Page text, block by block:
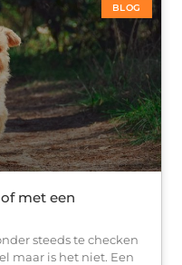
BLOG
met een
steeds te checken
maar is het niet. Een